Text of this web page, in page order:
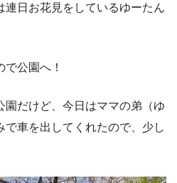
連日お花見をしているゆーたん
公園へ！
園だけど、今日はママの弟（ゆ
で車を出してくれたので、少し